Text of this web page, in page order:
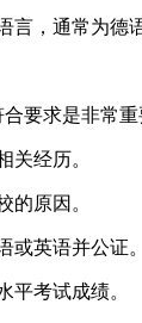
言，通常为德
要求是非常
关经历。
的原因。
或英语并公证。
平考试成绩。